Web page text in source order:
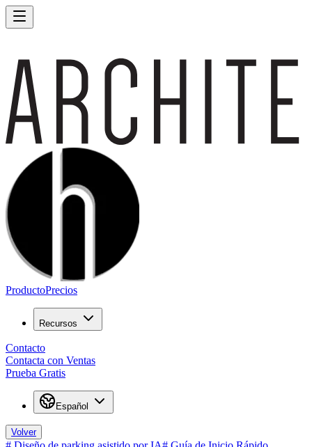
ProductoPrecios
Recursos
Contacto
Contacta con Ventas
Prueba Gratis
Español
Volver